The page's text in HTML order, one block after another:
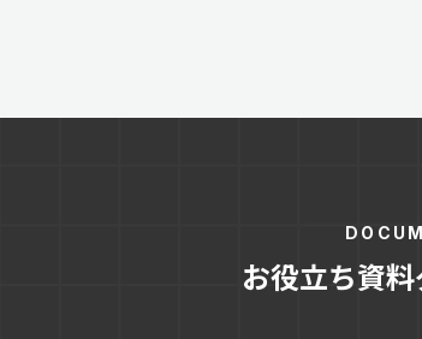
お役立ち資